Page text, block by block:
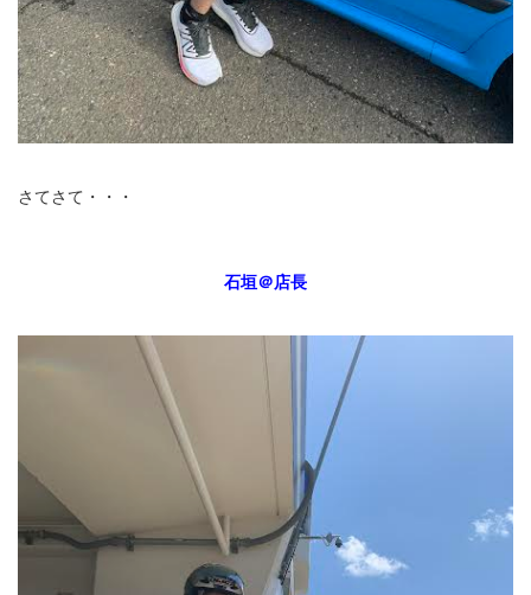
さてさて・・・
石垣＠店長